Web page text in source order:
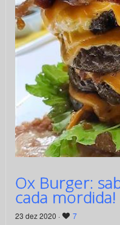
Ox Burger:
cada mordida!
23 dez 2020 · 7